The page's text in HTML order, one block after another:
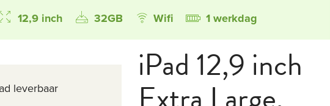
12,9 inch 32GB Wifi 1 werkdag
leverbaar
iPad 12,9 inch